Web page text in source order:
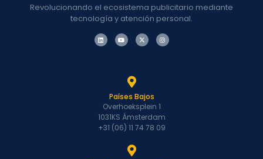
Revolucionando el ecosistema publicitario mediante
tecnología y atención personal.
Países Bajos
Overhoeksplein 1
1031KS Ámsterdam
+31 (06) 11 74 78 09